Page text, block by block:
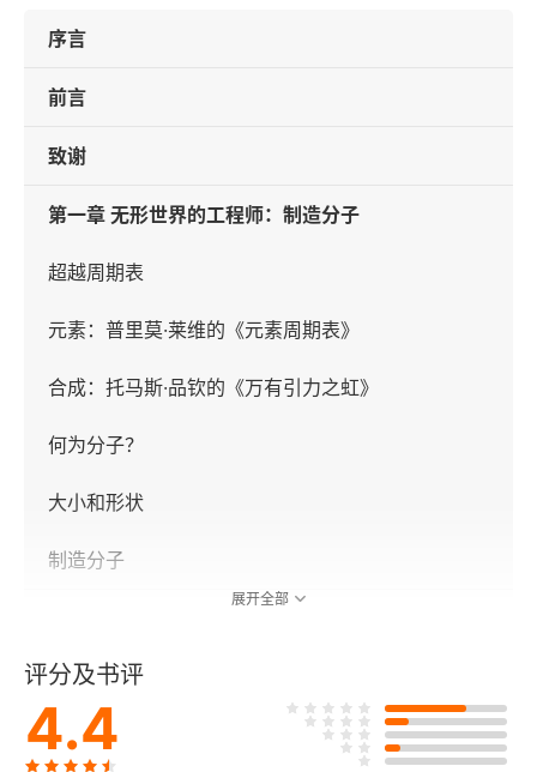
序言
前言
致谢
第一章 无形世界的工程师：制造分子
超越周期表
元素：普里莫·莱维的《元素周期表》
合成：托马斯·品钦的《万有引力之虹》
何为分子？
大小和形状
制造分子
生命活力
细胞里的大腕
展开全部
评分及书评
4.4